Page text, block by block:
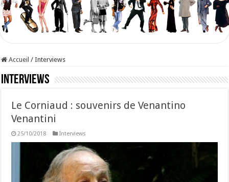
Accueil / Interviews
Interviews
Le Corniaud : souvenirs de Venantino
Venantini
25/10/2018 Interviews